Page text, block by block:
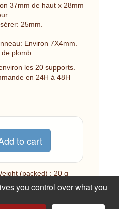
37mm de haut x 28mm
25mm.
Environ 7X4mm.
plomb.
les 20 supports.
en 24H à 48H
(packed) : 20 g
you control over what you